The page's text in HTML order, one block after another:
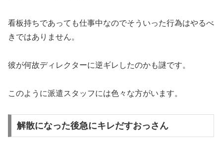
看板持ちであっても仕事中なのでそういった行為はやるべ
きではありません。
彼が何故ディレクターに逆ギレしたのかも謎です。
このように派遣スタッフには色々な方がいます。
解散になった後急にキレだすおっさん